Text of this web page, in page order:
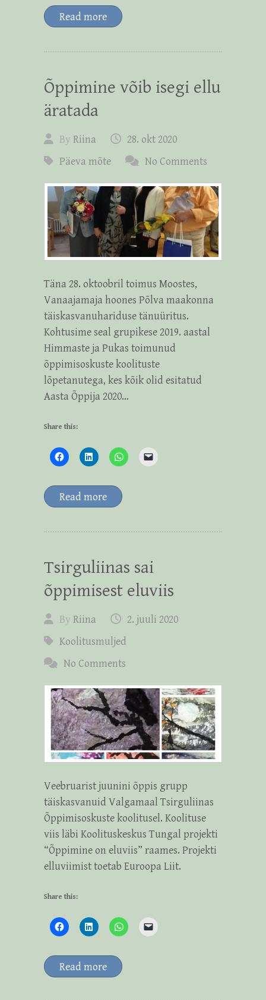
Read more
Õppimine võib isegi ellu
äratada
By Riina
28. okt 2020
Päeva mõte
No Comments
Täna 28. oktoobril toimus Moostes,
Vanaajamaja hoones Põlva maakonna
täiskasvanuhariduse tänuüritus.
Kohtusime seal grupikese 2019. aastal
Himmaste ja Pukas toimunud
õppimisoskuste koolituste
lõpetanutega, kes kõik olid esitatud
Aasta Õppija 2020…
Share this:
Read more
Tsirguliinas sai
õppimisest eluviis
By Riina
2. juuli 2020
Koolitusmuljed
No Comments
Veebruarist juunini õppis grupp
täiskasvanuid Valgamaal Tsirguliinas
Õppimisoskuste koolitusel. Koolituse
viis läbi Koolituskeskus Tungal projekti
“Õppimine on eluviis” raames. Projekti
elluviimist toetab Euroopa Liit.
Share this:
Read more